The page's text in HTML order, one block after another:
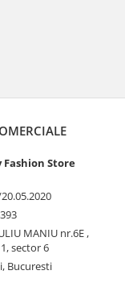
Fashion Store
MANIU nr.6E ,
sector 6
Bucuresti